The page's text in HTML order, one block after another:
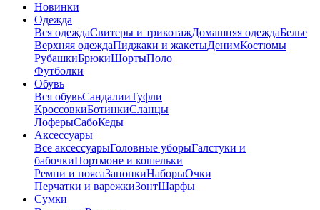
Новинки
Одежда
Вся одеждаСвитеры и трикотажДомашняя одеждаБелье
Верхняя одеждаПиджаки и жакетыДенимКостюмы
РубашкиБрюкиШортыПоло
Футболки
Обувь
Вся обувьСандалииТуфли
КроссовкиБотинкиСланцы
ЛоферыСабоКеды
Аксессуары
Все аксессуарыГоловные уборыГалстуки и
бабочкиПортмоне и кошельки
Ремни и поясаЗапонкиНаборыОчки
Перчатки и варежкиЗонтШарфы
Сумки